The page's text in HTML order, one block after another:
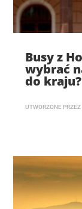
Busy z
wybrać
do kraju?
UTWORZONE PRZEZ